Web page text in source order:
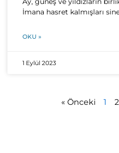
İmana hasret kalmışları
OKU »
1 Eylül 2023
« Önceki 1 2